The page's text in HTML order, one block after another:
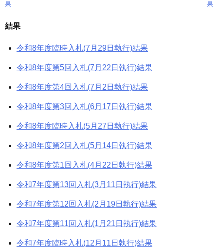
ナ
ビ
ゲ
ー
シ
ョ
ン
果
果
結果
令和8年度臨時入札(7月29日執行)結果
令和8年度第5回入札(7月22日執行)結果
令和8年度第4回入札(7月2日執行)結果
令和8年度第3回入札(6月17日執行)結果
令和8年度臨時入札(5月27日執行)結果
令和8年度第2回入札(5月14日執行)結果
令和8年度第1回入札(4月22日執行)結果
令和7年度第13回入札(3月11日執行)結果
令和7年度第12回入札(2月19日執行)結果
令和7年度第11回入札(1月21日執行)結果
令和7年度臨時入札(12月11日執行)結果